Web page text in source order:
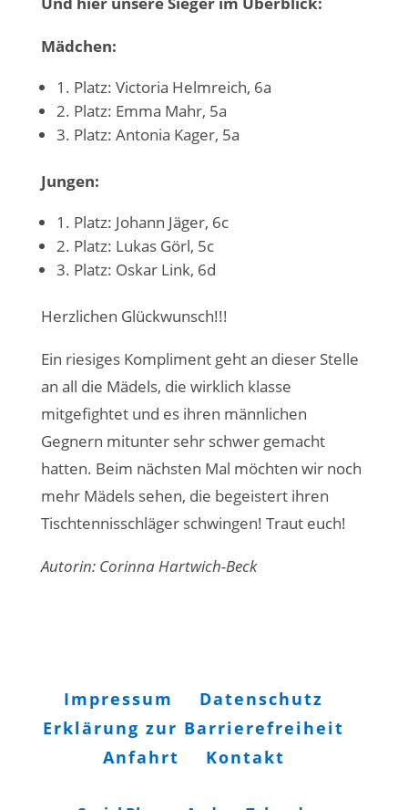
Mädchen:
1. Platz: Victoria Helmreich, 6a
2. Platz: Emma Mahr, 5a
3. Platz: Antonia Kager, 5a
Jungen:
1. Platz: Johann Jäger, 6c
2. Platz: Lukas Görl, 5c
3. Platz: Oskar Link, 6d
Herzlichen Glückwunsch!!!
Ein riesiges Kompliment geht an dieser Stelle
an all die Mädels, die wirklich klasse
mitgefightet und es ihren männlichen
Gegnern mitunter sehr schwer gemacht
hatten. Beim nächsten Mal möchten wir noch
mehr Mädels sehen, die begeistert ihren
Tischtennisschläger schwingen! Traut euch!
Autorin: Corinna Hartwich-Beck
Impressum
Datenschutz
Erklärung zur Barrierefreiheit
Anfahrt
Kontakt